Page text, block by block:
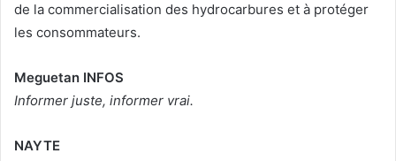
de la commercialisation des hydrocarbures et à protéger
les consommateurs.
Meguetan INFOS
Informer juste, informer vrai.
NAYTE